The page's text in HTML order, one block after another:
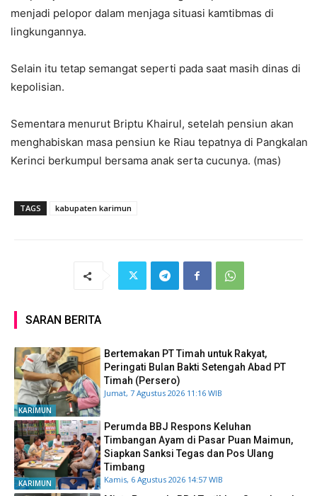
menjadi pelopor dalam menjaga situasi kamtibmas di
lingkungannya.
Selain itu tetap semangat seperti pada saat masih dinas di
kepolisian.
Sementara menurut Briptu Khairul, setelah pensiun akan
menghabiskan masa pensiun ke Riau tepatnya di Pangkalan
Kerinci berkumpul bersama anak serta cucunya. (mas)
TAGS kabupaten karimun
SARAN BERITA
KARIMUN
Bertemakan PT Timah untuk Rakyat,
Peringati Bulan Bakti Setengah Abad PT
Timah (Persero)
Jumat, 7 Agustus 2026 11:16 WIB
KARIMUN
Perumda BBJ Respons Keluhan
Timbangan Ayam di Pasar Puan Maimun,
Siapkan Sanksi Tegas dan Pos Ulang
Timbang
Kamis, 6 Agustus 2026 14:57 WIB